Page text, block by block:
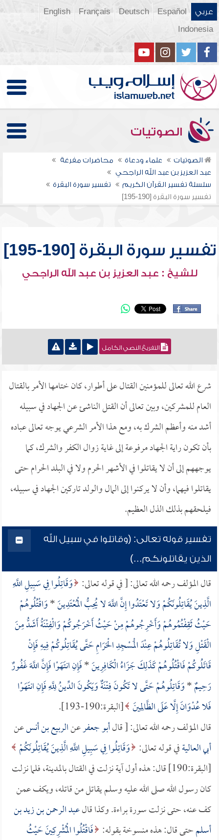
عربي Español
Deutsch
Français
English
Indonesia
الصوتيات
الصوتيات علماء ودعاة
محاضرات مفرغة
عبد العزيز بن عبد الله الراجحي
سلسلة تفسير القرآن الكريم
تفسير سورة البقرة
تفسير سورة البقرة [190-195]
تفسير سورة البقرة [190-195]
للشيخ : عبد العزيز بن عبد الله الراجحي
التفريغ النصي الكامل
شرع الله تعالى للمؤمنين القتال على أطوار، كان ختامها الأمر بالقتال
العام للمشركين، وبين تعالى أن القتل الناشئ عن الجهاد في سبيله
أشد منه وأعظم الشرك به، ومع هذا الأمر الشرعي يوجه تعالى عباده
بأن تكون راية الجهاد مرفوعة إلى غاية زوال الكفر والشرك، كما
يوجههم إلى أن لا يقاتلوا في الأشهر الحرم ولا في البلد الحرام حتى
يقاتلوا فيهما، وأن لا يركنوا إلى المال والولد تاركين الجهاد في سبيله،
فيلحقهم بذلك الذل العظيم.
تفسير قوله تعالى: (وقاتلوا في سبيل الله
الذين يقاتلونكم...)
قال المؤلف رحمه الله تعالى: [ في قوله تعالى: وَقَاتِلُوا فِي سَبِيلِ اللَّهِ
الَّذِينَ يُقَاتِلُونَكُمْ وَلا تَعْتَدُوا إِنَّ اللَّهَ لا يُحِبُّ الْمُعْتَدِينَ*وَاقْتُلُوهُمْ
حَيْثُ ثَقِفْتُمُوهُمْ وَأَخْرِجُوهُمْ مِنْ حَيْثُ أَخْرَجُوكُمْ وَالْفِتْنَةُ أَشَدُّ مِنَ
الْقَتْلِ وَلا تُقَاتِلُوهُمْ عِنْدَ الْمَسْجِدِ الْحَرَامِ حَتَّى يُقَاتِلُوكُمْ فِيهِ فَإِنْ
قَاتَلُوكُمْ فَاقْتُلُوهُمْ كَذَلِكَ جَزَاءُ الْكَافِرِينَ*فَإِنِ انتَهَوْا فَإِنَّ اللَّهَ غَفُورٌ
رَحِيمٌ*وَقَاتِلُوهُمْ حَتَّى لا تَكُونَ فِتْنَةٌ وَيَكُونَ الدِّينُ لِلَّهِ فَإِنِ انتَهَوْا
فَلا عُدْوَانَ إِلَّا عَلَى الظَّالِمِينَ [البقرة:190-193].
قال المؤلف رحمه الله تعالى: [ قالأبو جعفرعنالربيع بن أنسعن
أبي العاليةفي قوله تعالى: وَقَاتِلُوا فِي سَبِيلِ اللَّهِ الَّذِينَ يُقَاتِلُونَكُمْ
[البقرة:190] قال: هذه أول آية نزلت في القتال بالمدينة، فلما نزلت
كان رسول الله صلى الله عليه وسلم يقاتل من قاتله، ويكف عمن
كف عنه، حتى نزلت سورة براءة. وكذا قالعبد الرحمن بن زيد بن
أسلمحتى قال: هذه منسوخة بقوله: فَاقْتُلُوا الْمُشْرِكِينَ حَيْثُ